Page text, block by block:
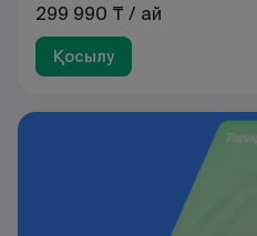
299 990 ₸ / ай
Қосылу